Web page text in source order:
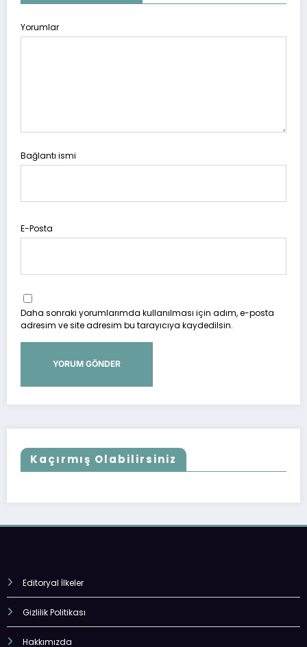
Yorumlar
Bağlantı ismi
E-Posta
Daha sonraki yorumlarımda kullanılması için adım, e-posta
adresim ve site adresim bu tarayıcıya kaydedilsin.
Kaçırmış Olabilirsiniz
Editoryal İlkeler
Gizlilik Politikası
Hakkımızda